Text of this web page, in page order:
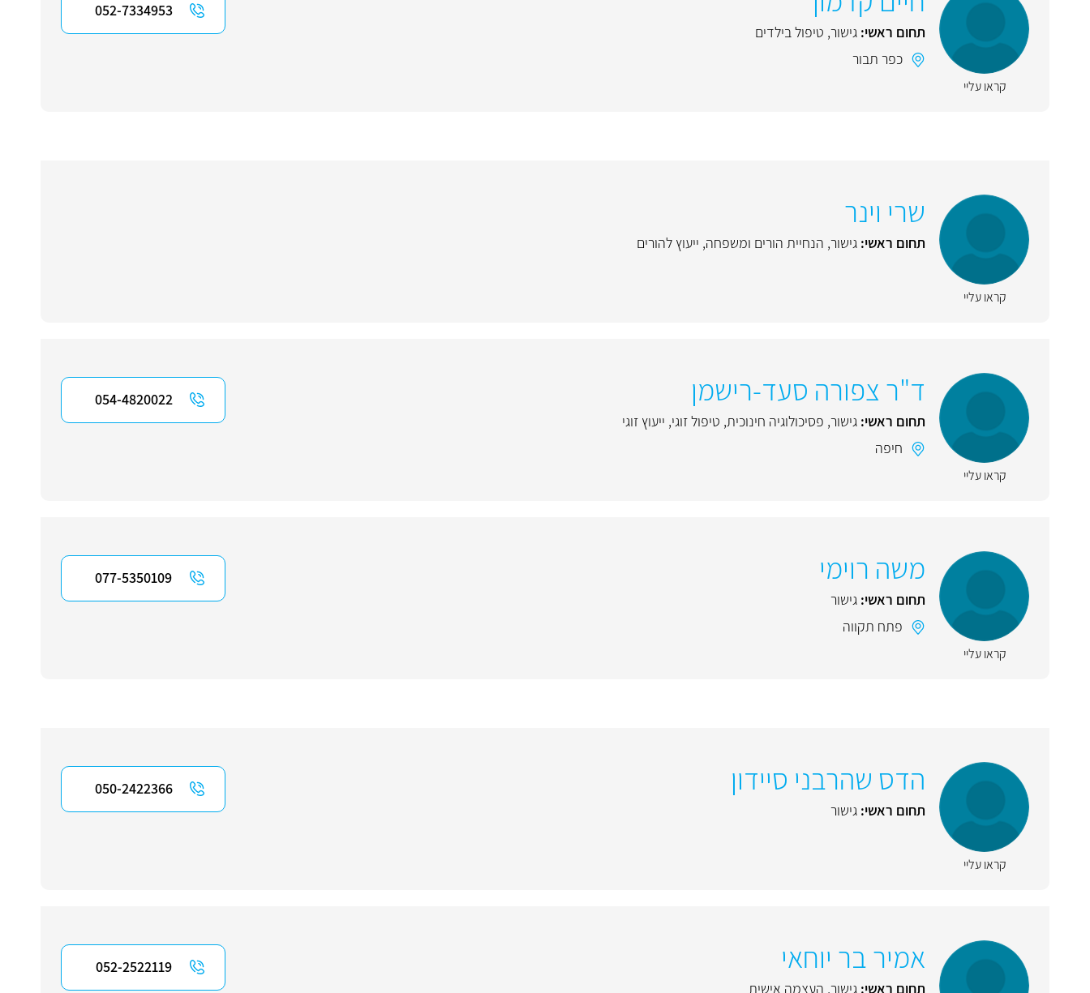
קראו עליי
תחום ראשי: גישור, טיפול בילדים
כפר תבור
052-7334953
קראו עליי
שרי וינר
תחום ראשי: גישור, הנחיית הורים ומשפחה, ייעוץ להורים
קראו עליי
ד"ר צפורה סעד-רישמן
תחום ראשי: גישור, פסיכולוגיה חינוכית, טיפול זוגי, ייעוץ זוגי
חיפה
054-4820022
קראו עליי
משה רוימי
תחום ראשי: גישור
פתח תקווה
077-5350109
קראו עליי
הדס שהרבני סיידון
תחום ראשי: גישור
050-2422366
אמיר בר יוחאי
תחום ראשי: גישור, העצמה אישית
052-2522119